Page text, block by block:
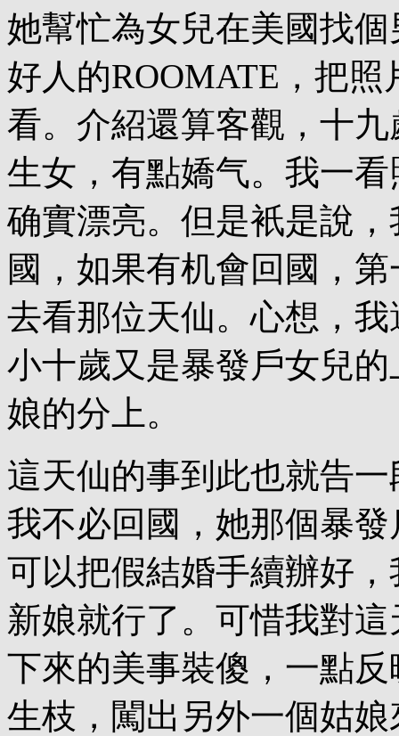
她幫忙為女兒在美國找
好人的ROOMATE，把照
看。介紹還算客觀，十
生女，有點嬌气。我一看
确實漂亮。但是衹是說
國，如果有机會回國，
去看那位天仙。心想，
小十歲又是暴發戶女兒的
娘的分上。
這天仙的事到此也就告
我不必回國，她那個暴發
可以把假結婚手續辦好
新娘就行了。可惜我對這
下來的美事裝傻，一點
生枝，闖出另外一個姑娘